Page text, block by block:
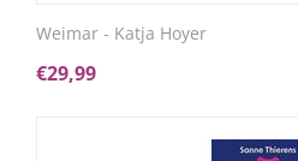
Weimar - Katja Hoyer
€29,99